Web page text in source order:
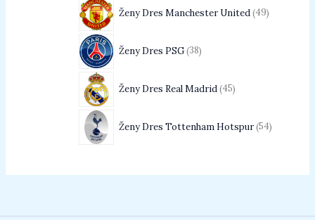
Ženy Dres Manchester United 49
Ženy Dres PSG 38
Ženy Dres Real Madrid 45
Ženy Dres Tottenham Hotspur 54